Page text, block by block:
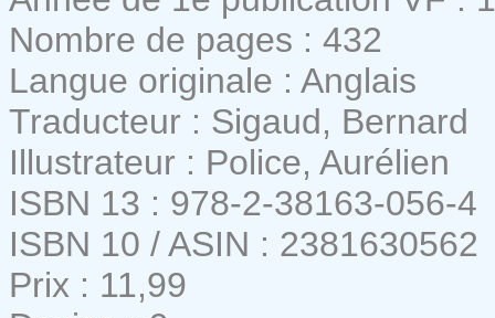
Nombre de pages : 432
Langue originale : Anglais
Traducteur : Sigaud, Bernard
Illustrateur : Police, Aurélien
ISBN 13 : 978-2-38163-056-4
ISBN 10 / ASIN : 2381630562
Prix : 11,99